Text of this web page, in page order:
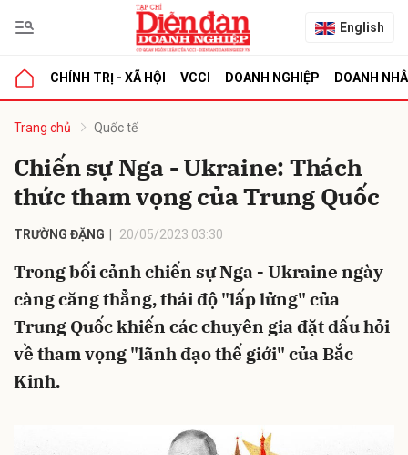
English
CHÍNH TRỊ - XÃ HỘI VCCI DOANH NGHIỆP DOANH
Trang chủ Quốc tế
Chiến sự Nga - Ukraine: Thách
thức tham vọng của Trung Quốc
TRƯỜNG ĐẶNG 20/05/2023 03:30
Trong bối cảnh chiến sự Nga - Ukraine ngày
càng căng thẳng, thái độ "lấp lửng" của
Trung Quốc khiến các chuyên gia đặt dấu hỏi
về tham vọng "lãnh đạo thế giới" của Bắc
Kinh.
luận
Hủy